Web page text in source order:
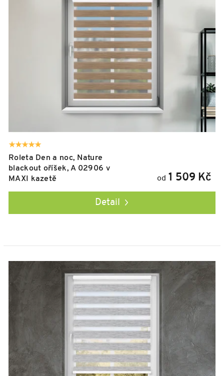
Roleta Den a noc, Nature
blackout oříšek, A 02906 v
MAXI kazetě
od 1 509 Kč
Detail